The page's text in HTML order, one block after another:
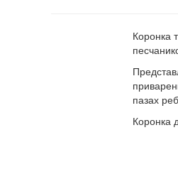
Коронка
пазах
Коронка